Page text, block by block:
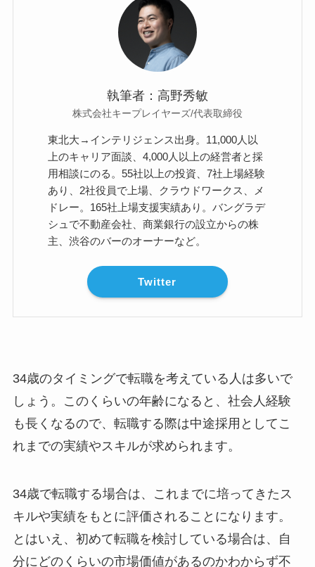
執筆者：高野秀敏
株式会社キープレイヤーズ/代表取締役
東北大→インテリジェンス出身。11,000人以
上のキャリア面談、4,000人以上の経営者と採
用相談にのる。55社以上の投資、7社上場経験
あり、2社役員で上場、クラウドワークス、メ
ドレー。165社上場支援実績あり。バングラデ
シュで不動産会社、商業銀行の設立からの株
主、渋谷のバーのオーナーなど。
Twitter
34歳のタイミングで転職を考えている人は多いで
しょう。このくらいの年齢になると、社会人経験
も長くなるので、転職する際は中途採用としてこ
れまでの実績やスキルが求められます。
34歳で転職する場合は、これまでに培ってきたス
キルや実績をもとに評価されることになります。
とはいえ、初めて転職を検討している場合は、自
分にどのくらいの市場価値があるのかわからず不